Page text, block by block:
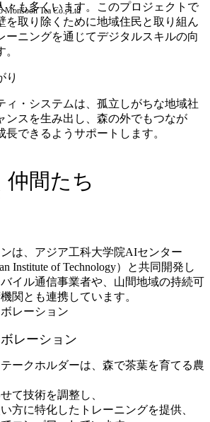
Monsoon Tea Co., Ltd
々も多くいます。このプロジェクトで
を取り除くために地域住民と取り組ん
ーニングを通じてデジタルスキルの向
り
ィ・システムは、孤立しがちな地域社
ンスを生み出し、森の外でもつなが
長できるようサポートします。
仲間たち
は、アジア工科大学院AIセンター
Institute of Technology）と共同開発し
イル通信事業者や、山間地域の持続可
関とも連携しています。
レーション
ークホルダーは、森で茶葉を育てる農
て技術を調整し、
方に特化したトレーニングを提供、